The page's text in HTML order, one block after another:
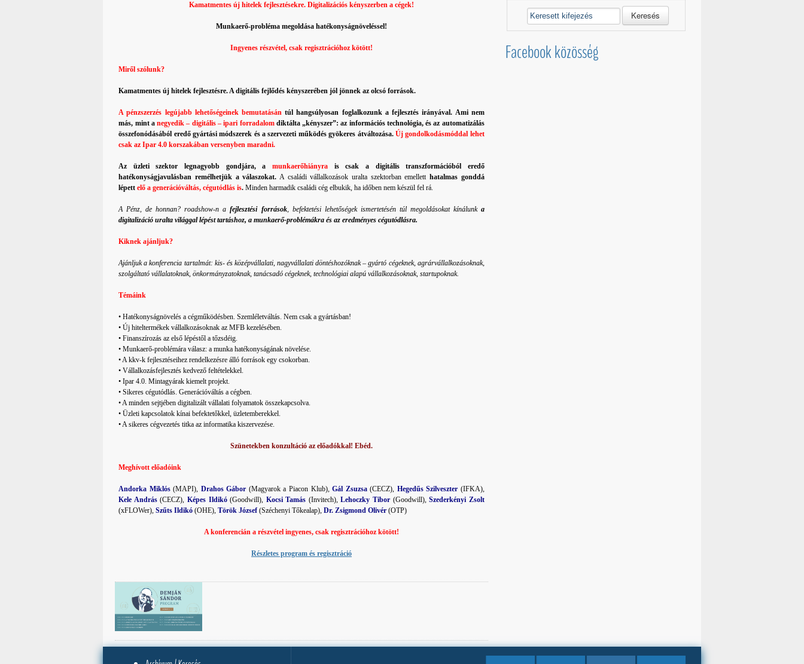
Kamatmentes új hitelek fejlesztésekre. Digitalizációs kényszerben a cégek!
Munkaerő-probléma megoldása hatékonyságnöveléssel!
Ingyenes részvétel, csak regisztrációhoz kötött!
Miről szólunk?
Kamatmentes új hitelek fejlesztésre. A digitális fejlődés kényszerében jól jönnek az olcsó források.
A pénzszerzés legújabb lehetőségeinek bemutatásán túl hangsúlyosan foglalkozunk a fejlesztés irányával. Ami nem
más, mint anegyedik – digitális – ipari forradalomdiktálta „kényszer”: az információs technológia, és az automatizálás
összefonódásából eredő gyártási módszerek és a szervezeti működés gyökeres átváltozása. Új gondolkodásmóddal lehet
csak az Ipar 4.0 korszakában versenyben maradni.
Az üzleti szektor legnagyobb gondjára, a munkaerőhiányra is csak a digitális transzformációból eredő
hatékonyságjavulásban remélhetjük a válaszokat. A családi vállalkozások uralta szektorban emelletthatalmas gonddá
lépett elő a generációváltás, cégutódlás is. Minden harmadik családi cég elbukik, ha időben nem készül fel rá.
A Pénz, de honnan? roadshow-n afejlesztési források, befektetési lehetőségek ismertetésén túl megoldásokat kínálunk a
digitalizáció uralta világgal lépést tartáshoz, a munkaerő-problémákra és az eredményes cégutódlásra.
Kiknek ajánljuk?
Ajánljuk a konferencia tartalmát: kis- és középvállalati, nagyvállalati döntéshozóknak – gyártó cégeknek, agrárvállalkozásoknak,
szolgáltató vállalatoknak, önkormányzatoknak, tanácsadó cégeknek, technológiai alapú vállalkozásoknak, startupoknak.
Témáink
• Hatékonyságnövelés a cégműködésben. Szemléletváltás. Nem csak a gyártásban!
• Új hiteltermékek vállalkozásoknak az MFB kezelésében.
• Finanszírozás az első lépéstől a tőzsdéig.
• Munkaerő-problémára válasz: a munka hatékonyságának növelése.
• A kkv-k fejlesztéseihez rendelkezésre álló források egy csokorban.
• Vállalkozásfejlesztés kedvező feltételekkel.
• Ipar 4.0. Mintagyárak kiemelt projekt.
• Sikeres cégutódlás. Generációváltás a cégben.
• A minden sejtjében digitalizált vállalati folyamatok összekapcsolva.
• Üzleti kapcsolatok kínai befektetőkkel, üzletemberekkel.
• A sikeres cégvezetés titka az informatika kiszervezése.
Szünetekben konzultáció az előadókkal! Ebéd.
Meghívott előadóink
Andorka Miklós(MAPI), Drahos Gábor (Magyarok a Piacon Klub),Gál Zsuzsa(CECZ), Hegedűs Szilveszter (IFKA),
Kele András(CECZ), Képes Ildikó(Goodwill), Kocsi Tamás (Invitech),Lehoczky Tibor (Goodwill),Szederkényi Zsolt
(xFLOWer),Szűts Ildikó (OHE),Török József(Széchenyi Tőkealap),Dr. Zsigmond Olivér (OTP)
A konferencián a részvétel ingyenes, csak regisztrációhoz kötött!
Részletes program és regisztráció
Keresés
Facebook közösség